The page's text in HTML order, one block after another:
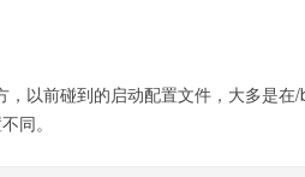
，以前碰到的启动配置文件，大多是
同。